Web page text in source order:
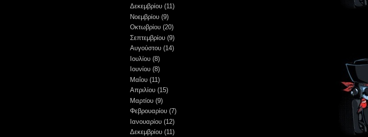
Δεκεμβρίου (11)
Νοεμβρίου (9)
Οκτωβρίου (20)
Σεπτεμβρίου (9)
Αυγούστου (14)
Ιουλίου (8)
Ιουνίου (8)
Μαΐου (11)
Απριλίου (15)
Μαρτίου (9)
Φεβρουαρίου (7)
Ιανουαρίου (12)
Δεκεμβρίου (11)